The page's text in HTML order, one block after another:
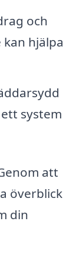
och
hjälpa
system
att
överblick
din